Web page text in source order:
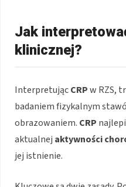
Jak
klinicznej?
InterpretującCRPw RZS,
badaniem fizykalnym
obrazowaniem. CRP
aktualnej aktywności
jej istnienie.